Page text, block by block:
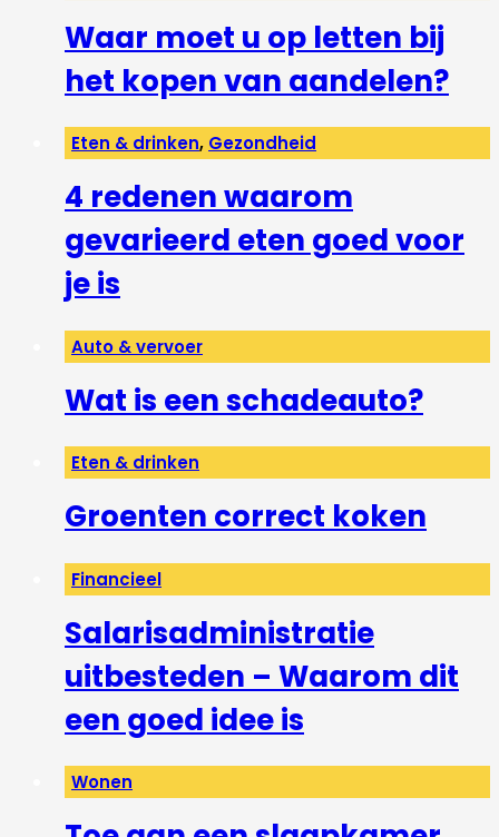
Waar moet u op letten bij
het kopen van aandelen?
Eten & drinken, Gezondheid
4 redenen waarom
gevarieerd eten goed voor
je is
Auto & vervoer
Wat is een schadeauto?
Eten & drinken
Groenten correct koken
Financieel
Salarisadministratie
uitbesteden – Waarom dit
een goed idee is
Wonen